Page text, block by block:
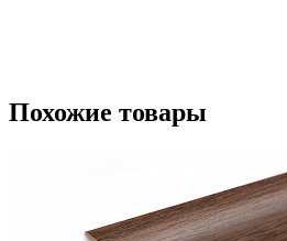
Похожие товары